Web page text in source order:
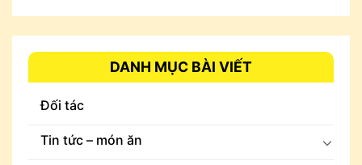
DANH MỤC BÀI VIẾT
Đối tác
Tin tức – món ăn